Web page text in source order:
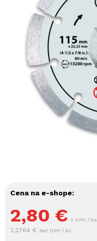
Cena na e-shope:
2,80 € s DPH / ks
2,2764 € bez DPH / ks